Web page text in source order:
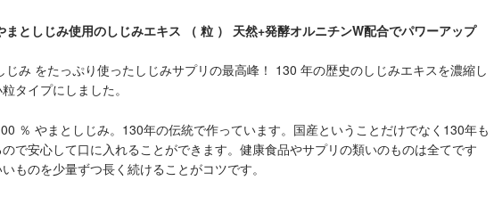
まとしじみ使用のしじみエキス （ 粒 ） 天然+発酵オルニチンW配合でパワーアップ
じみ をたっぷり使ったしじみサプリの最高峰！ 130 年の歴史のしじみエキスを濃縮し
タイプにしました。
％ やまとしじみ。130年の伝統で作っています。国産ということだけでなく130年も
で安心して口に入れることができます。健康食品やサプリの類いのものは全てです
ものを少量ずつ長く続けることがコツです。